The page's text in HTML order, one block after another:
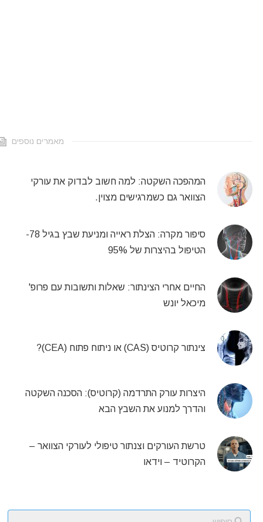
מאמרים נוספים
המהפכה השקטה: למה חשוב לבדוק את עורקי
הצוואר גם כשמרגישים מצוין.
סיפור מקרה: הצלת ראייה ומניעת שבץ בגיל 78-
הטיפול בהיצרות של 95%
החיים אחרי הצינתור: שאלות ותשובות עם פרופ'
מיכאל יונש
צינתור קרוטיס (CAS) או ניתוח פתוח (CEA)?
היצרות עורק התרדמה (קרוטיס): הסכנה השקטה
והדרך למנוע את השבץ הבא
טרשת העורקים וצנתור טיפולי לעורקי הצוואר –
הקרוטיד – וידאו